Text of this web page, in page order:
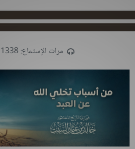
مرات الإستماع: 1338